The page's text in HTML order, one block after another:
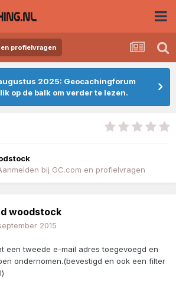
profielvragen
2025: Geocachingforum
op de balk om verder te lezen.
bij GC.com en profielvragen
woodstock
2015
een tweede e-mail adres toegevoegd en
ondernomen.(bevestigd en ook een filter